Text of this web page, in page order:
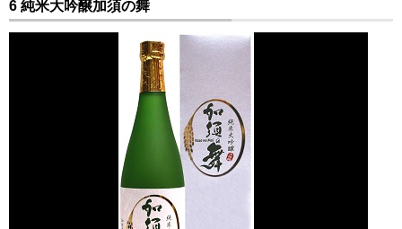
6 純米大吟醸加須の舞